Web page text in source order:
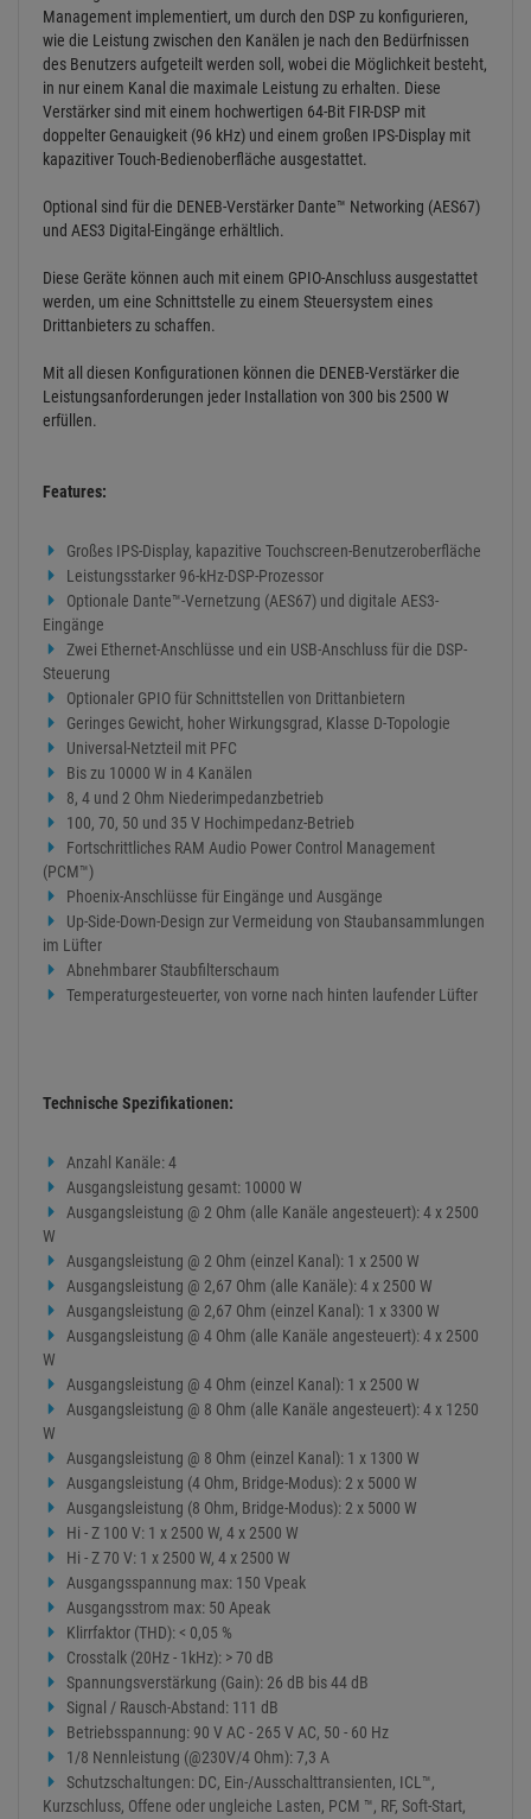
Management implementiert, um durch den DSP zu konfigurieren,
wie die Leistung zwischen den Kanälen je nach den Bedürfnissen
des Benutzers aufgeteilt werden soll, wobei die Möglichkeit besteht,
in nur einem Kanal die maximale Leistung zu erhalten. Diese
Verstärker sind mit einem hochwertigen 64-Bit FIR-DSP mit
doppelter Genauigkeit (96 kHz) und einem großen IPS-Display mit
kapazitiver Touch-Bedienoberfläche ausgestattet.
Optional sind für die DENEB-Verstärker Dante™ Networking (AES67)
und AES3 Digital-Eingänge erhältlich.
Diese Geräte können auch mit einem GPIO-Anschluss ausgestattet
werden, um eine Schnittstelle zu einem Steuersystem eines
Drittanbieters zu schaffen.
Mit all diesen Konfigurationen können die DENEB-Verstärker die
Leistungsanforderungen jeder Installation von 300 bis 2500 W
erfüllen.
Features:
Großes IPS-Display, kapazitive Touchscreen-Benutzeroberfläche
Leistungsstarker 96-kHz-DSP-Prozessor
Optionale Dante™-Vernetzung (AES67) und digitale AES3-
Eingänge
Zwei Ethernet-Anschlüsse und ein USB-Anschluss für die DSP-
Steuerung
Optionaler GPIO für Schnittstellen von Drittanbietern
Geringes Gewicht, hoher Wirkungsgrad, Klasse D-Topologie
Universal-Netzteil mit PFC
Bis zu 10000 W in 4 Kanälen
8, 4 und 2 Ohm Niederimpedanzbetrieb
100, 70, 50 und 35 V Hochimpedanz-Betrieb
Fortschrittliches RAM Audio Power Control Management
(PCM™)
Phoenix-Anschlüsse für Eingänge und Ausgänge
Up-Side-Down-Design zur Vermeidung von Staubansammlungen
im Lüfter
Abnehmbarer Staubfilterschaum
Temperaturgesteuerter, von vorne nach hinten laufender Lüfter
Technische Spezifikationen:
Anzahl Kanäle: 4
Ausgangsleistung gesamt: 10000 W
Ausgangsleistung @ 2 Ohm (alle Kanäle angesteuert): 4 x 2500
W
Ausgangsleistung @ 2 Ohm (einzel Kanal): 1 x 2500 W
Ausgangsleistung @ 2,67 Ohm (alle Kanäle): 4 x 2500 W
Ausgangsleistung @ 2,67 Ohm (einzel Kanal): 1 x 3300 W
Ausgangsleistung @ 4 Ohm (alle Kanäle angesteuert): 4 x 2500
W
Ausgangsleistung @ 4 Ohm (einzel Kanal): 1 x 2500 W
Ausgangsleistung @ 8 Ohm (alle Kanäle angesteuert): 4 x 1250
W
Ausgangsleistung @ 8 Ohm (einzel Kanal): 1 x 1300 W
Ausgangsleistung (4 Ohm, Bridge-Modus): 2 x 5000 W
Ausgangsleistung (8 Ohm, Bridge-Modus): 2 x 5000 W
Hi - Z 100 V: 1 x 2500 W, 4 x 2500 W
Hi - Z 70 V: 1 x 2500 W, 4 x 2500 W
Ausgangsspannung max: 150 Vpeak
Ausgangsstrom max: 50 Apeak
Klirrfaktor (THD): < 0,05 %
Crosstalk (20Hz - 1kHz): > 70 dB
Spannungsverstärkung (Gain): 26 dB bis 44 dB
Signal / Rausch-Abstand: 111 dB
Betriebsspannung: 90 V AC - 265 V AC, 50 - 60 Hz
1/8 Nennleistung (@230V/4 Ohm): 7,3 A
Schutzschaltungen: DC, Ein-/Ausschalttransienten, ICL™,
Kurzschluss, Offene oder ungleiche Lasten, PCM ™, RF, Soft-Start,